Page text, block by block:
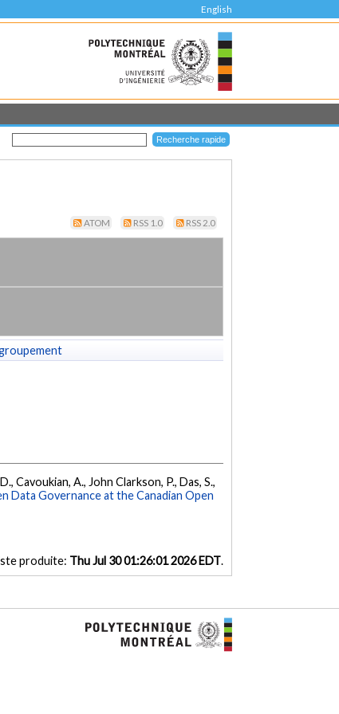
English
ATOM RSS 1.0 RSS 2.0
Cavoukian, A., John Clarkson, P., Das, S.,
Data Governance at the Canadian Open
produite: Thu Jul 30 01:26:01 2026 EDT.